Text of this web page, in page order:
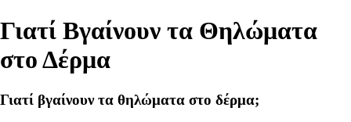
Γιατί Βγαίνουν τα Θηλώματα
στο Δέρμα
Γιατί βγαίνουν τα θηλώματα στο δέρμα;